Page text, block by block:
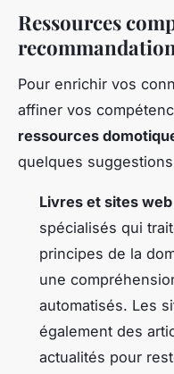
Ressources
Pour enrichir vos
affiner vos
ressources
quelques
Livres et sites web
spécialisés qui
principes de la
une
automatisés. Les
également des
actualités pour